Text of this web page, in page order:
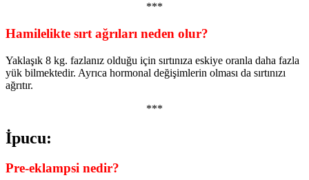
***
Hamilelikte sırt ağrıları neden olur?
Yaklaşık 8 kg. fazlanız olduğu için sırtınıza eskiye oranla daha fazla
yük bilmektedir. Ayrıca hormonal değişimlerin olması da sırtınızı
ağrıtır.
***
İpucu:
Pre-eklampsi nedir?